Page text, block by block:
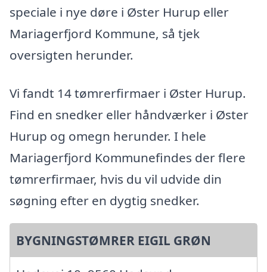
speciale i nye døre i Øster Hurup eller
Mariagerfjord Kommune, så tjek
oversigten herunder.
Vi fandt 14 tømrerfirmaer i Øster Hurup.
Find en snedker eller håndværker i Øster
Hurup og omegn herunder. I hele
Mariagerfjord Kommunefindes der flere
tømrerfirmaer, hvis du vil udvide din
søgning efter en dygtig snedker.
BYGNINGSTØMRER EIGIL GRØN